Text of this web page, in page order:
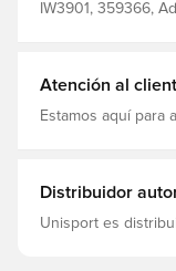
IW3901, 359366,
Atención al
Estamos aquí para
Distribuidor
Unisport es